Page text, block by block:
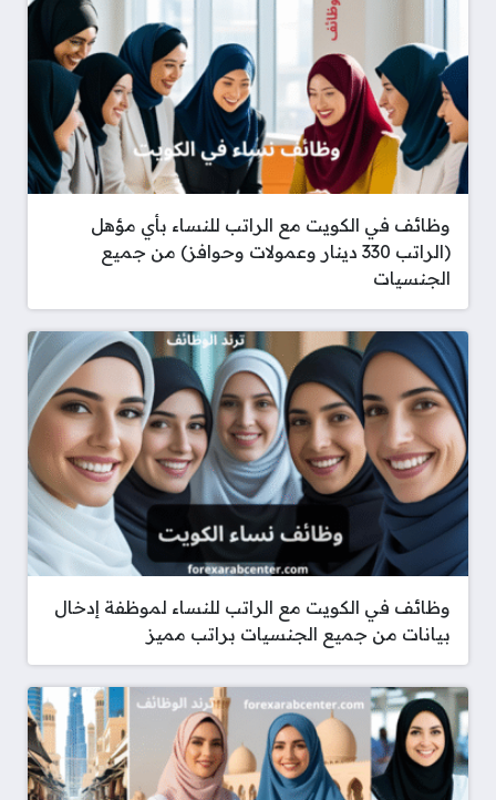
وظائف في الكويت مع الراتب للنساء بأي مؤهل
(الراتب 330 دينار وعمولات وحوافز) من جميع
الجنسيات
وظائف في الكويت مع الراتب للنساء لموظفة إدخال
بيانات من جميع الجنسيات براتب مميز